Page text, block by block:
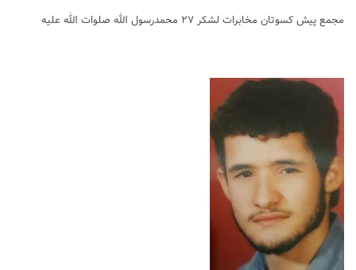
مجمع پیش کسوتان مخابرات لشکر ۲۷ محمدرسول الله صلوات الله علیه